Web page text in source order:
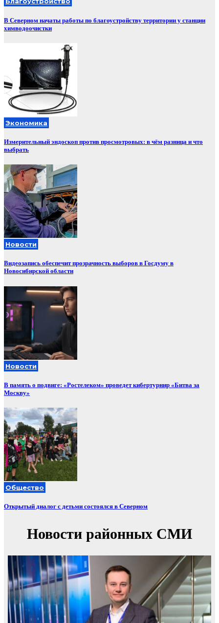
В Северном начаты работы по благоустройству территории у станции
химводоочистки
Экономика
Измерительный эндоскоп против просмотровых: в чём разница и что
выбрать
Новости
Видеозапись обеспечит прозрачность выборов в Госдуму в
Новосибирской области
Новости
В память о подвиге: «Ростелеком» проведет кибертурнир «Битва за
Москву»
Общество
Открытый диалог с детьми состоялся в Северном